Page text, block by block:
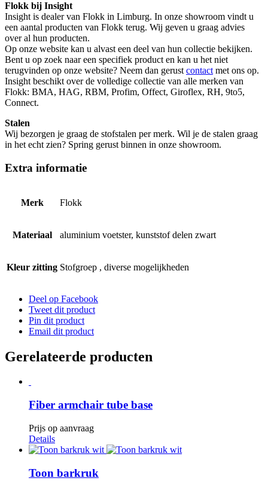
Flokk bij Insight
Insight is dealer van Flokk in Limburg. In onze showroom vindt u
een aantal producten van Flokk terug. Wij geven u graag advies
over al hun producten.
Op onze website kan u alvast een deel van hun collectie bekijken.
Bent u op zoek naar een specifiek product en kan u het niet
terugvinden op onze website? Neem dan gerust contact met ons op.
Insight beschikt over de volledige collectie van alle merken van
Flokk: BMA, HAG, RBM, Profim, Offect, Giroflex, RH, 9to5,
Connect.
Stalen
Wij bezorgen je graag de stofstalen per merk. Wil je de stalen graag
in het echt zien? Spring gerust binnen in onze showroom.
Extra informatie
Merk Flokk
Materiaal aluminium voetster, kunststof delen zwart
Kleur zitting Stofgroep , diverse mogelijkheden
Deel op Facebook
Tweet dit product
Pin dit product
Email dit product
Gerelateerde producten
Fiber armchair tube base
Prijs op aanvraag
Details
Toon barkruk